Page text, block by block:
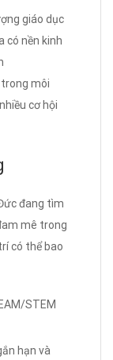
giáo dục
có nền kinh
môi
cơ hội
đang tìm
mê trong
có thể bao
STEM
hạn và